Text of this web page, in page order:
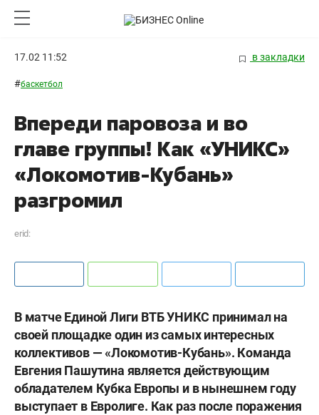
17.02 11:52 в закладки
#баскетбол
Впереди паровоза и во
главе группы! Как «УНИКС»
«Локомотив-Кубань»
разгромил
erid:
В матче Единой Лиги ВТБ УНИКС принимал на
своей площадке один из самых интересных
коллективов — «Локомотив-Кубань». Команда
Евгения Пашутина является действующим
обладателем Кубка Европы и в нынешнем году
выступает в Евролиге. Как раз после поражения